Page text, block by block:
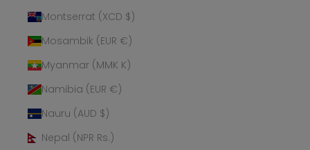
Montserrat (XCD $)
Mosambik (EUR €)
Myanmar (MMK K)
Namibia (EUR €)
Nauru (AUD $)
Nepal (NPR Rs.)